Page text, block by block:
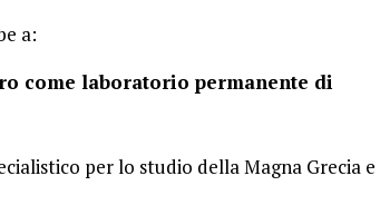
a:
come laboratorio permanente di
per lo studio della Magna Grecia e